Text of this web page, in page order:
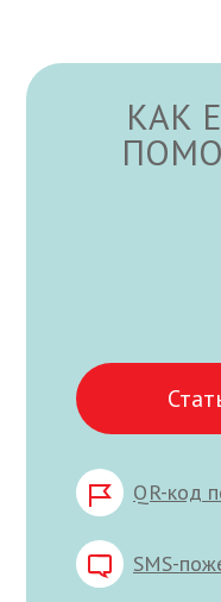
КАК
QR-код
SMS-